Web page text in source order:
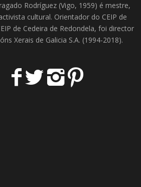
Rodríguez (Vigo, 1959) é mestre,
cultural. Orientador do CEIP de
de Cedeira de Redondela, foi director
Xerais de Galicia S.A. (1994-2018).